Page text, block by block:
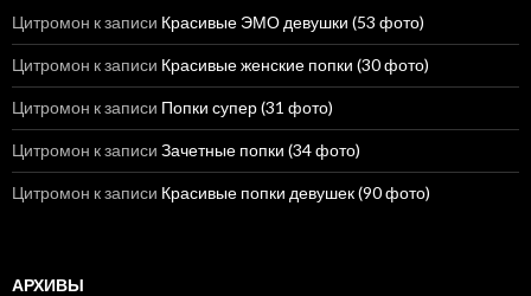
Цитромон к записи Красивые ЭМО девушки (53 фото)
Цитромон к записи Красивые женские попки (30 фото)
Цитромон к записи Попки супер (31 фото)
Цитромон к записи Зачетные попки (34 фото)
Цитромон к записи Красивые попки девушек (90 фото)
АРХИВЫ